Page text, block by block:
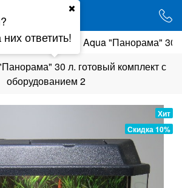
Аквариум Aqua "Панорама" 30
30 л. готовый комплект с
оборудованием 2
Хит
Скидка 10%
ответить!